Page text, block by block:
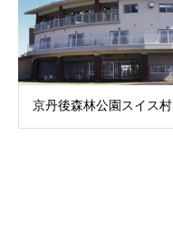
京丹後森林公園スイス村